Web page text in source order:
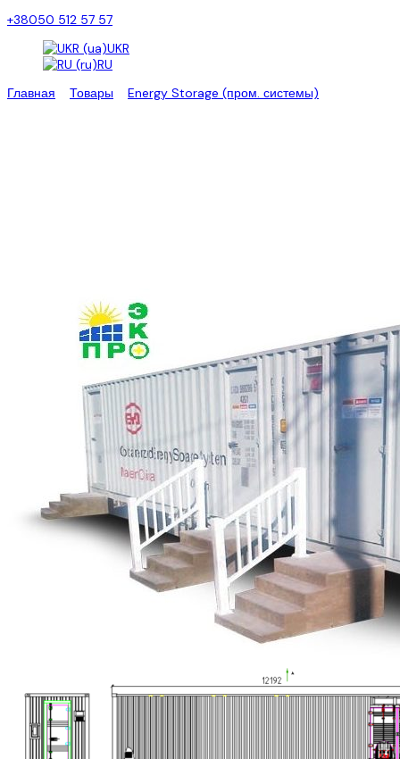
+38050 512 57 57
UKR
RU
Главная
Товары Energy Storage (пром. системы)